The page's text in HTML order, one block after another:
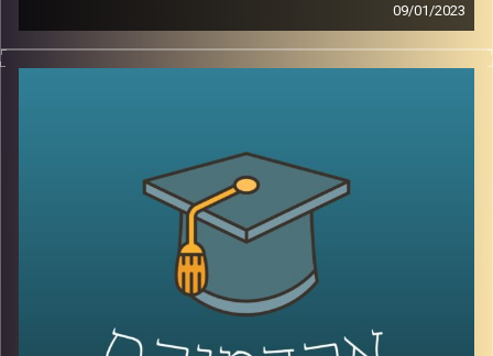
09/01/2023
בסוף המאה ה20 ותחילתה של המאה ה21 ניהל המערב מלחמה
כנגד אויב חדש, ארגוני הטרור האסלאמיסטים. שיאה של
AudioVersity